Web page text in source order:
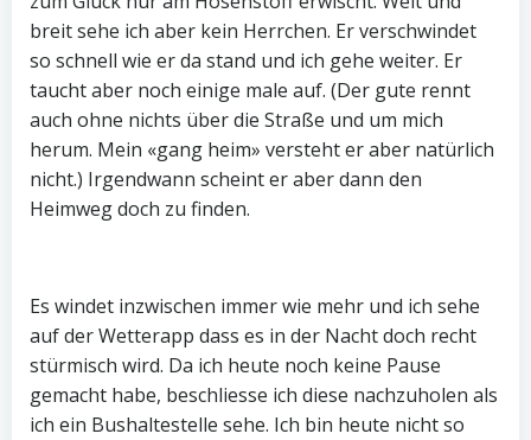
breit sehe ich aber kein Herrchen. Er verschwindet
so schnell wie er da stand und ich gehe weiter. Er
taucht aber noch einige male auf. (Der gute rennt
auch ohne nichts über die Straße und um mich
herum. Mein «gang heim» versteht er aber natürlich
nicht.) Irgendwann scheint er aber dann den
Heimweg doch zu finden.
Es windet inzwischen immer wie mehr und ich sehe
auf der Wetterapp dass es in der Nacht doch recht
stürmisch wird. Da ich heute noch keine Pause
gemacht habe, beschliesse ich diese nachzuholen als
ich ein Bushaltestelle sehe. Ich bin heute nicht so